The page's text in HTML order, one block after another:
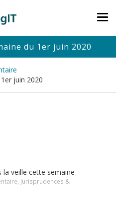
du 1er juin 2020
juin 2020
la veille cette semaine
Jurisprudences &